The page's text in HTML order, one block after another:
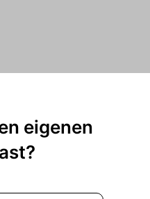
eigenen